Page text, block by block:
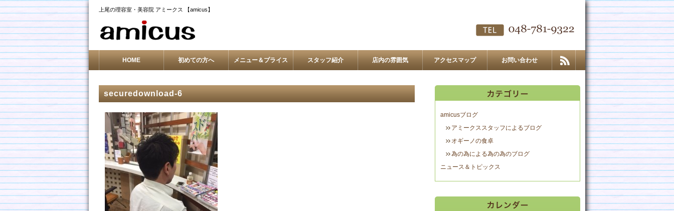
上尾の理容室・美容院 アミークス 【amicus】
HOME 初めての方へ メニュー＆プライス スタッフ紹介 店内の雰囲気 アクセスマップ お問い合わせ
securedownload-6
amicusブログ
アミークススタッフによるブログ
オギーノの食卓
為の為による為の為のブログ
ニュース＆トピックス